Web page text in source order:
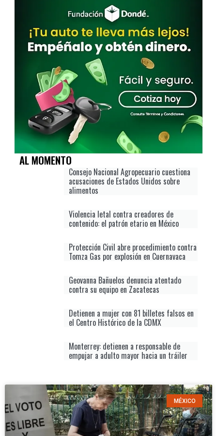
AL MOMENTO
Consejo Nacional Agropecuario cuestiona
acusaciones de Estados Unidos sobre
alimentos
Violencia letal contra creadores de
contenido: el patrón etario en México
Protección Civil abre procedimiento contra
Tomza Gas por explosión en Cuernavaca
Geovanna Bañuelos denuncia atentado
contra su equipo en Zacatecas
Detienen a mujer con 81 billetes falsos en
el Centro Histórico de la CDMX
Monterrey: detienen a responsable de
empujar a adulto mayor hacia un tráiler
MÉXICO